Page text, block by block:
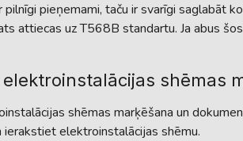
pieņemami, taču ir svarīgi saglabāt
attiecas uz T568B standartu. Ja abus
shēmas
shēmas marķēšana un
ierakstiet elektroinstalācijas shēmu.